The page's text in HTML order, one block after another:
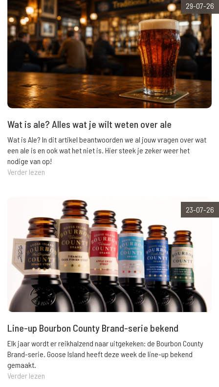
29-07-26
Wat is ale? Alles wat je wilt weten over ale
Wat is Ale? In dit artikel beantwoorden we al jouw vragen over wat
een ale is en ook wat het niet is. Hier steek je zeker weer het
nodige van op!
Verder lezen
23-07-26
Line-up Bourbon County Brand-serie bekend
Elk jaar wordt er reikhalzend naar uitgekeken: de Bourbon County
Brand-serie. Goose Island heeft deze week de line-up bekend
gemaakt.
Verder lezen